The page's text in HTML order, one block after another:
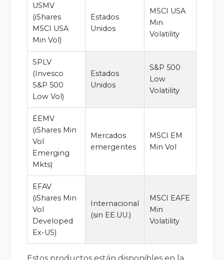
USMV
(iShares
MSCI USA
Min Vol)
Estados
Unidos
MSCI USA
Min
Volatility
SPLV
(Invesco
S&P 500
Low Vol)
Estados
Unidos
S&P 500
Low
Volatility
EEMV
(iShares Min
Vol
Emerging
Mkts)
Mercados
emergentes
MSCI EM
Min Vol
EFAV
(iShares Min
Vol
Developed
Ex-US)
Internacional
(sin EE.UU.)
MSCI EAFE
Min
Volatility